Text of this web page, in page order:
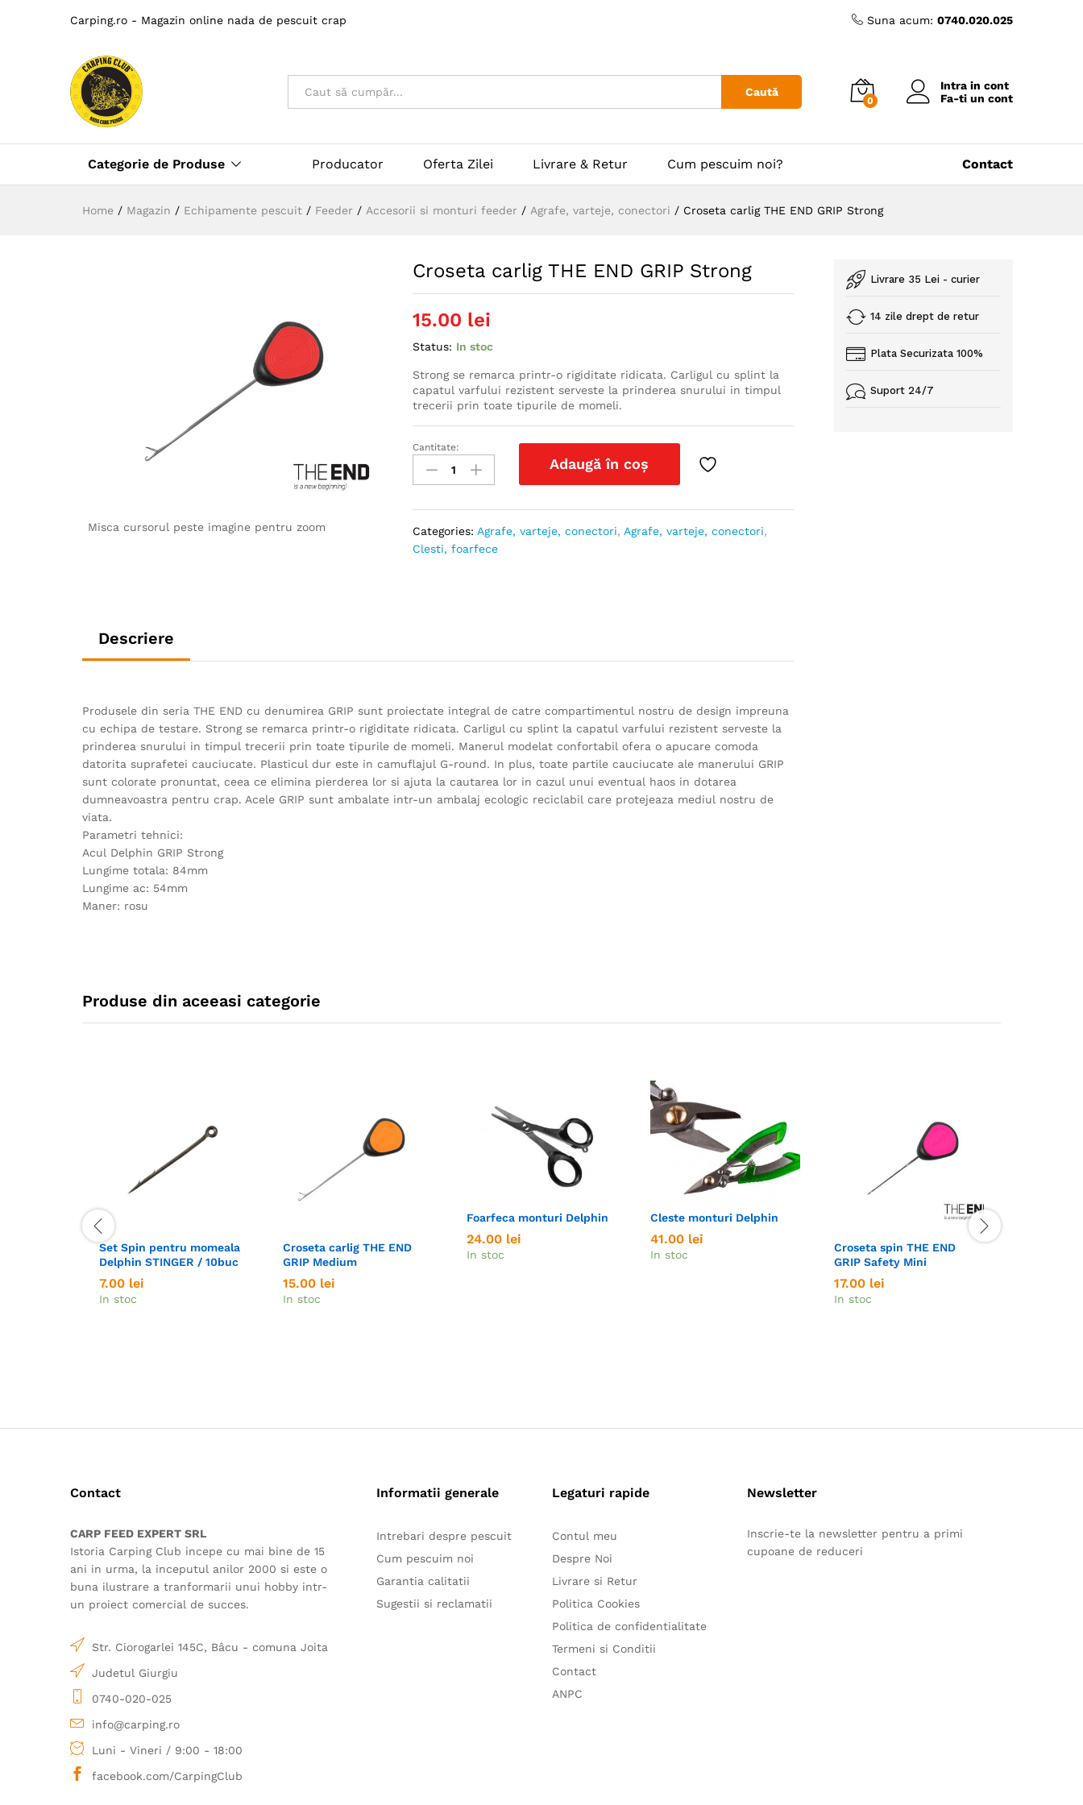
Carping.ro - Magazin online nada de pescuit crap Suna acum: 0740.020.025
Toate Caută
0
Intra in cont
Fa-ti un cont
Categorie de Produse Producator Oferta Zilei Livrare & Retur Cum pescuim noi? Contact
Home / Magazin / Echipamente pescuit / Feeder / Accesorii si monturi feeder / Agrafe, varteje, conectori / Croseta carlig THE END GRIP Strong
Misca cursorul peste imagine pentru zoom
Croseta carlig THE END GRIP Strong
15.00 lei
Status: In stoc
Strong se remarca printr-o rigiditate ridicata. Carligul cu splint la
capatul varfului rezistent serveste la prinderea snurului in timpul
trecerii prin toate tipurile de momeli.
Croseta
carlig
THE
Strong
quantity
Cantitate:
Adaugă în coș
Categories: Agrafe, varteje, conectori, Agrafe, varteje, conectori,
Clesti, foarfece
Descriere
Produsele din seria THE END cu denumirea GRIP sunt proiectate integral de catre compartimentul nostru de design impreuna
cu echipa de testare. Strong se remarca printr-o rigiditate ridicata. Carligul cu splint la capatul varfului rezistent serveste la
prinderea snurului in timpul trecerii prin toate tipurile de momeli. Manerul modelat confortabil ofera o apucare comoda
datorita suprafetei cauciucate. Plasticul dur este in camuflajul G-round. In plus, toate partile cauciucate ale manerului GRIP
sunt colorate pronuntat, ceea ce elimina pierderea lor si ajuta la cautarea lor in cazul unui eventual haos in dotarea
dumneavoastra pentru crap. Acele GRIP sunt ambalate intr-un ambalaj ecologic reciclabil care protejeaza mediul nostru de
viata.
Parametri tehnici:
Acul Delphin GRIP Strong
Lungime totala: 84mm
Lungime ac: 54mm
Maner: rosu
Livrare 35 Lei - curier
14 zile drept de retur
Plata Securizata 100%
Suport 24/7
Produse din aceeasi categorie
Set Spin pentru momeala
Delphin STINGER / 10buc
7.00 lei
In stoc
7.00 lei
Croseta carlig THE END
GRIP Medium
15.00 lei
In stoc
15.00 lei
Foarfeca monturi Delphin
24.00 lei
In stoc
24.00 lei
Cleste monturi Delphin
41.00 lei
In stoc
41.00 lei
Croseta spin THE END
GRIP Safety Mini
17.00 lei
In stoc
17.00 lei
Contact
CARP FEED EXPERT SRL
Istoria Carping Club incepe cu mai bine de 15
ani in urma, la inceputul anilor 2000 si este o
buna ilustrare a tranformarii unui hobby intr-
un proiect comercial de succes.
Str. Ciorogarlei 145C, Bâcu - comuna Joita
Judetul Giurgiu
0740-020-025
info@carping.ro
Luni - Vineri / 9:00 - 18:00
facebook.com/CarpingClub
Informatii generale
Intrebari despre pescuit
Cum pescuim noi
Garantia calitatii
Sugestii si reclamatii
Legaturi rapide
Contul meu
Despre Noi
Livrare si Retur
Politica Cookies
Politica de confidentialitate
Termeni si Conditii
Contact
ANPC
Newsletter
Inscrie-te la newsletter pentru a primi
cupoane de reduceri